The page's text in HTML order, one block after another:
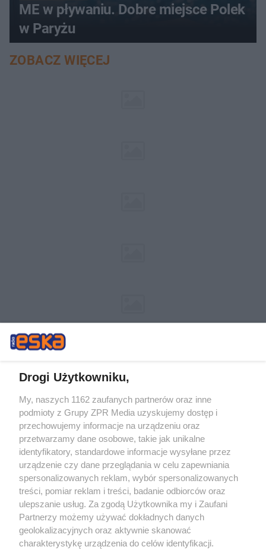
ME w pływaniu. Dobre miejsce Polek
w Paryżu
ZOBACZ WIĘCEJ
Żaden utwór zamieszczony w serwisie nie może być powielany i
rozpowszechniany lub dalej rozpowszechniany w jakikolwiek sposób (w
tym także elektroniczny lub mechaniczny) na jakimkolwiek polu
eksploatacji w jakiejkolwiek formie, włącznie z umieszczaniem w
Internecie bez pisemnej zgody właściciela praw. Jakiekolwiek użycie lub
wykorzystanie utworów w całości lub w części z naruszeniem prawa,
tzn. bez właściwej zgody, jest zabronione pod groźbą kary i może być
ścigane prawnie.
Drogi Użytkowniku,
My, naszych 1162 zaufanych partnerów oraz inne
podmioty z Grupy ZPR Media uzyskujemy dostęp i
przechowujemy informacje na urządzeniu oraz
przetwarzamy dane osobowe, takie jak unikalne
identyfikatory, standardowe informacje wysyłane przez
urządzenie czy dane przeglądania w celu zapewniania
spersonalizowanych reklam, wybór spersonalizowanych
treści, pomiar reklam i treści, badanie odbiorców oraz
ulepszanie usług. Za zgodą Użytkownika my i Zaufani
Partnerzy możemy używać dokładnych danych
geolokalizacyjnych oraz aktywnie skanować
charakterystykę urządzenia do celów identyfikacji.